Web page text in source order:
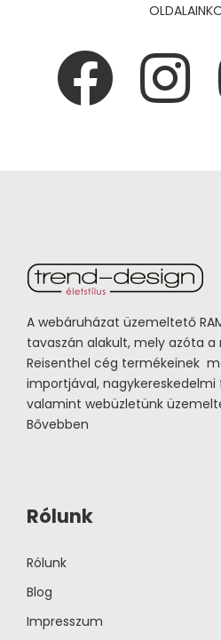
A webáruházat üzemeltető
tavaszán alakult, mely azóta a
Reisenthel cég termékeinek
importjával,
valamint webüzletünk
Bővebben
Rólunk
Rólunk
Blog
Impresszum